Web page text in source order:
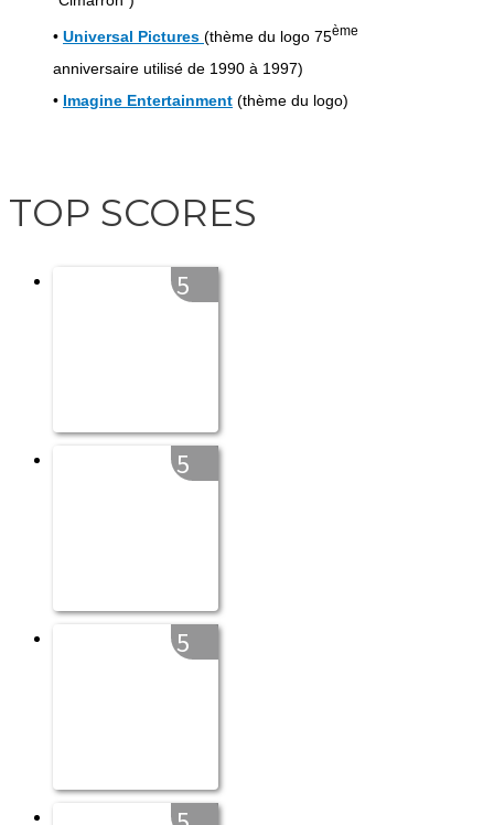
• Universal Pictures (thème du logo 75ème
anniversaire utilisé de 1990 à 1997)
• Imagine Entertainment (thème du logo)
TOP SCORES
5
5
5